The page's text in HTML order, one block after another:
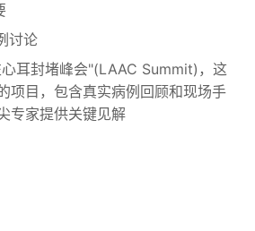
讨论
耳封堵峰会"(LAAC Summit)，这
项目，包含真实病例回顾和现场手
专家提供关键见解